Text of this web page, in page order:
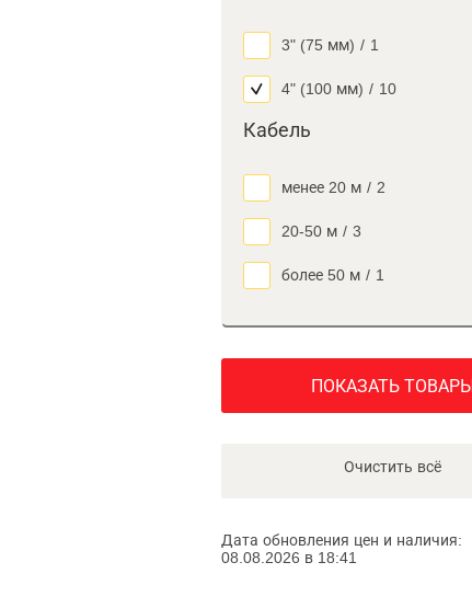
3" (75 мм) / 1
4" (100 мм) / 10
Кабель
менее 20 м / 2
20-50 м / 3
более 50 м / 1
ПОКАЗАТЬ ТОВАРЫ
Очистить всё
Дата обновления цен и наличия:
08.08.2026 в 18:41